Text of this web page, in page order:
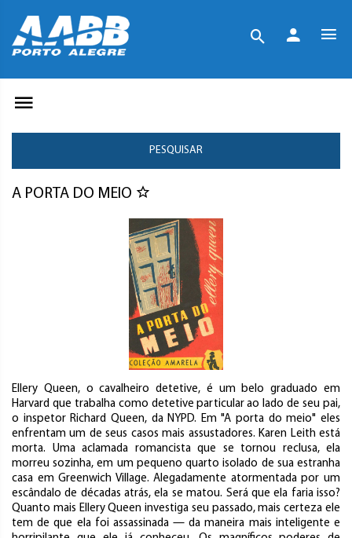
PESQUISAR
A PORTA DO MEIO
Ellery Queen, o cavalheiro detetive, é um belo graduado em
Harvard que trabalha como detetive particular ao lado de seu pai,
o inspetor Richard Queen, da NYPD. Em "A porta do meio" eles
enfrentam um de seus casos mais assustadores. Karen Leith está
morta. Uma aclamada romancista que se tornou reclusa, ela
morreu sozinha, em um pequeno quarto isolado de sua estranha
casa em Greenwich Village. Alegadamente atormentada por um
escândalo de décadas atrás, ela se matou. Será que ela faria isso?
Quanto mais Ellery Queen investiga seu passado, mais certeza ele
tem de que ela foi assassinada — da maneira mais inteligente e